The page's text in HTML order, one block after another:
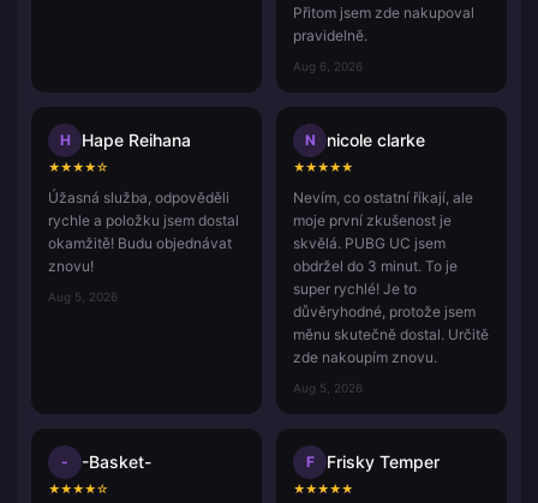
Přitom jsem zde nakupoval
pravidelně.
Aug 6, 2026
H Hape Reihana
★★★★☆
Úžasná služba, odpověděli
rychle a položku jsem dostal
okamžitě! Budu objednávat
znovu!
Aug 5, 2026
N nicole clarke
★★★★★
Nevím, co ostatní říkají, ale
moje první zkušenost je
skvělá. PUBG UC jsem
obdržel do 3 minut. To je
super rychlé! Je to
důvěryhodné, protože jsem
měnu skutečně dostal. Určitě
zde nakoupím znovu.
Aug 5, 2026
- -Basket-
★★★★☆
F Frisky Temper
★★★★★